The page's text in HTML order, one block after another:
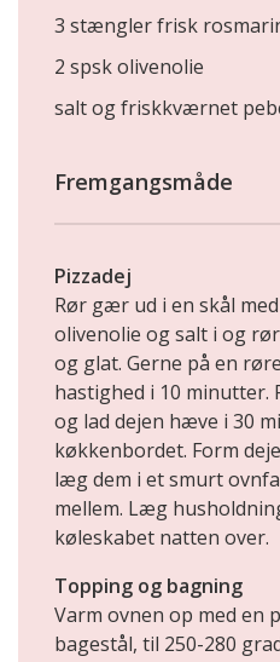
3 stængler frisk
2 spsk olivenolie
salt og friskkværnet
Fremgangsmåde
Pizzadej
Rør gær ud i en skål
olivenolie og salt i og
og glat. Gerne på en
hastighed i 10 minutter.
og lad dejen hæve i 30
køkkenbordet. Form
læg dem i et smurt
mellem. Læg
køleskabet natten over.
Topping og bagning
Varm ovnen op med en
bagestål, til 250-280